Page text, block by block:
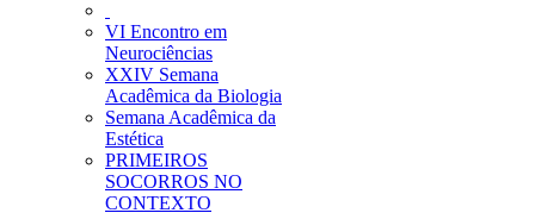
VI Encontro em
Neurociências
XXIV Semana
Acadêmica da Biologia
Semana Acadêmica da
Estética
PRIMEIROS
SOCORROS NO
CONTEXTO